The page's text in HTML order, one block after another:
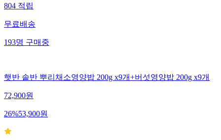
804적립
무료배송
193명구매중
햇반 솥반 뿌리채소영양밥 200g x9개+버섯영양밥 200g x9개
72,900원
26%53,900원